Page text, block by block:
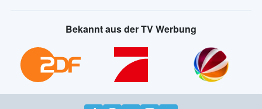
Bekannt aus der TV Werbung